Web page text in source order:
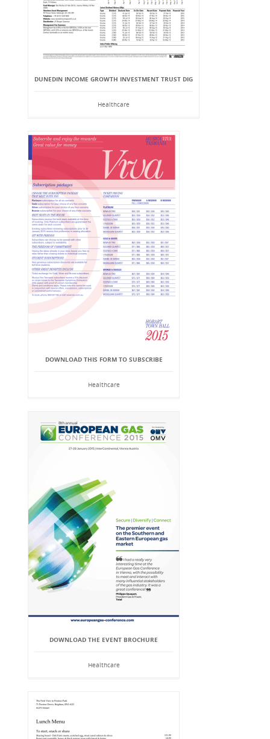
DUNEDIN INCOME GROWTH INVESTMENT TRUST DIG
Healthcare
DOWNLOAD THIS FORM TO SUBSCRIBE
Healthcare
DOWNLOAD THE EVENT BROCHURE
Healthcare